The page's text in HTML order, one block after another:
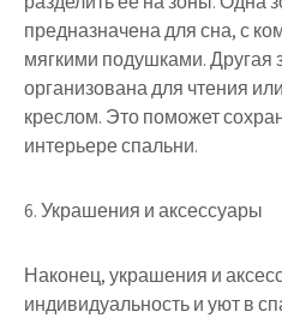
предназначена для сна, с
мягкими подушками. Другая
организована для чтения
креслом. Это поможет
интерьере спальни.
6. Украшения и аксессуары
Наконец, украшения и
индивидуальность и уют в